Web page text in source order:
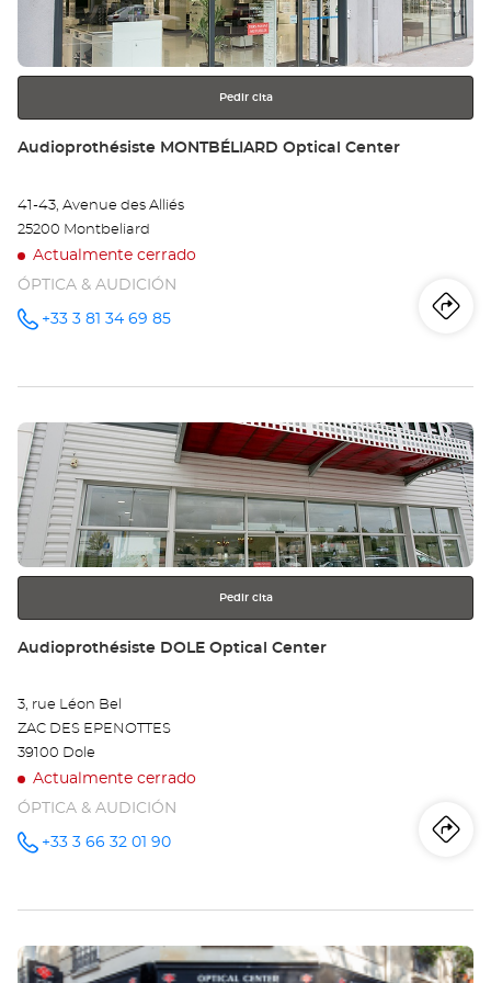
obtener
información
Pedir cita
Tienda:
Audioprothésiste MONTBÉLIARD Optical Center
41-43, Avenue des Alliés
25200 Montbeliard
Actualmente cerrado
ÓPTICA & AUDICIÓN
número
+33 3 81 34 69 85
a
Pulse
ENTER
para
obtener
más
información
Pedir cita
Tienda:
Audioprothésiste DOLE Optical Center
3, rue Léon Bel
ZAC DES EPENOTTES
39100 Dole
Actualmente cerrado
ÓPTICA & AUDICIÓN
número
+33 3 66 32 01 90
a
Pulse